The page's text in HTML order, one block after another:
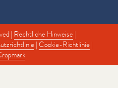
| Rechtliche Hinweise|
|Cookie-Richtlinie|